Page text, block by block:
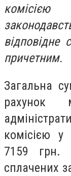
відповідне
причетним.
Загальна
рахунок
комісією у
7159 грн.
сплачених